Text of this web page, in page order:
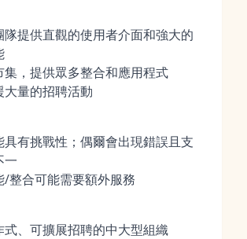
隊提供直觀的使用者介面和強大的
集，提供眾多整合和應用程式
大量的招聘活動
具有挑戰性；偶爾會出現錯誤且支
一
/整合可能需要額外服務
式、可擴展招聘的中大型組織